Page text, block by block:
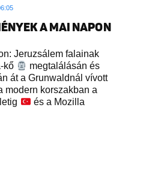
A MAI NAPON
Jeruzsálem falainak
kő
megtalálásán és
át a Grunwaldnál vívott
modern korszakban a
és a Mozilla